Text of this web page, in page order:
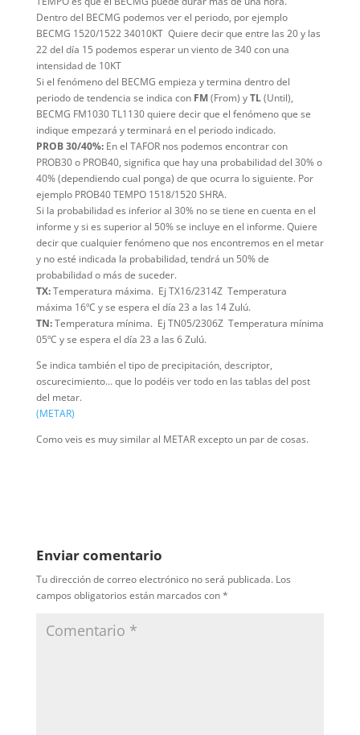
Dentro del BECMG podemos ver el periodo, por ejemplo
BECMG 1520/1522 34010KT Quiere decir que entre las 20 y las
22 del día 15 podemos esperar un viento de 340 con una
intensidad de 10KT
Si el fenómeno del BECMG empieza y termina dentro del
periodo de tendencia se indica con FM(From) yTL(Until),
BECMG FM1030 TL1130 quiere decir que el fenómeno que se
indique empezará y terminará en el periodo indicado.
PROB 30/40%:En el TAFOR nos podemos encontrar con
PROB30 o PROB40, significa que hay una probabilidad del 30% o
40% (dependiendo cual ponga) de que ocurra lo siguiente. Por
ejemplo PROB40 TEMPO 1518/1520 SHRA.
Si la probabilidad es inferior al 30% no se tiene en cuenta en el
informe y si es superior al 50% se incluye en el informe. Quiere
decir que cualquier fenómeno que nos encontremos en el metar
y no esté indicada la probabilidad, tendrá un 50% de
probabilidad o más de suceder.
TX:Temperatura máxima. Ej TX16/2314Z Temperatura
máxima 16ºC y se espera el día 23 a las 14 Zulú.
TN:Temperatura mínima. Ej TN05/2306Z Temperatura mínima
05ºC y se espera el día 23 a las 6 Zulú.
Se indica también el tipo de precipitación, descriptor,
oscurecimiento… que lo podéis ver todo en las tablas del post
del metar.
(METAR)
Como veis es muy similar al METAR excepto un par de cosas.
Enviar comentario
Tu dirección de correo electrónico no será publicada. Los
campos obligatorios están marcados con*